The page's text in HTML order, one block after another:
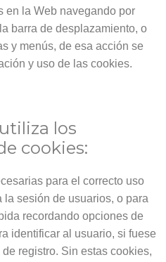
en la Web navegando por
barra de desplazamiento, o
y menús, de esa acción se
y uso de las cookies.
los
cookies:
para el correcto uso
sesión de usuarios, o para
recordando opciones de
identificar al usuario, si fuese
registro. Sin estas cookies,